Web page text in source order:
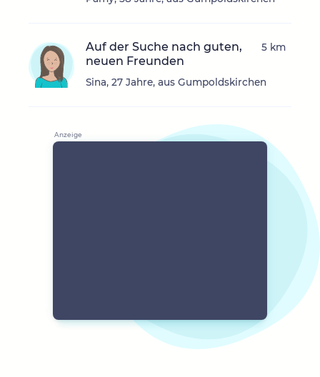
Auf der Suche nach guten,
neuen Freunden
Sina, 27 Jahre, aus Gumpoldskirchen
5 km